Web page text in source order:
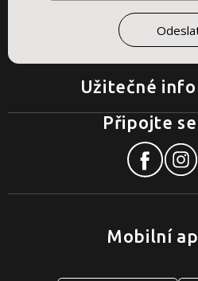
Užitečné
Mobilní
Připojte